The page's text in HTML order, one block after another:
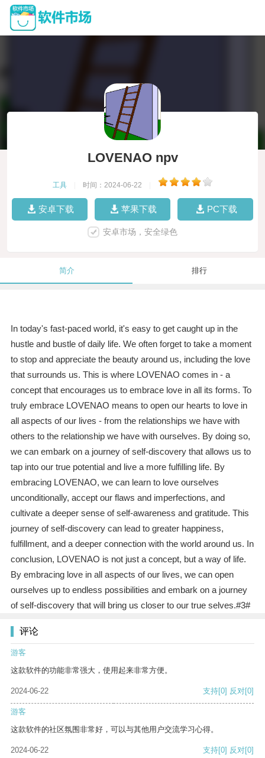
LOVENAO npv
工具 时间：2024-06-22
安卓下载 苹果下载 PC下载
安卓市场，安全绿色
简介 排行
In today's fast-paced world, it's easy to get caught up in the
hustle and bustle of daily life. We often forget to take a moment
to stop and appreciate the beauty around us, including the love
that surrounds us. This is where LOVENAO comes in - a
concept that encourages us to embrace love in all its forms. To
truly embrace LOVENAO means to open our hearts to love in
all aspects of our lives - from the relationships we have with
others to the relationship we have with ourselves. By doing so,
we can embark on a journey of self-discovery that allows us to
tap into our true potential and live a more fulfilling life. By
embracing LOVENAO, we can learn to love ourselves
unconditionally, accept our flaws and imperfections, and
cultivate a deeper sense of self-awareness and gratitude. This
journey of self-discovery can lead to greater happiness,
fulfillment, and a deeper connection with the world around us. In
conclusion, LOVENAO is not just a concept, but a way of life.
By embracing love in all aspects of our lives, we can open
ourselves up to endless possibilities and embark on a journey
of self-discovery that will bring us closer to our true selves.#3#
评论
游客
这款软件的功能非常强大，使用起来非常方便。
2024-06-22 支持[0] 反对[0]
游客
这款软件的社区氛围非常好，可以与其他用户交流学习心得。
2024-06-22 支持[0] 反对[0]